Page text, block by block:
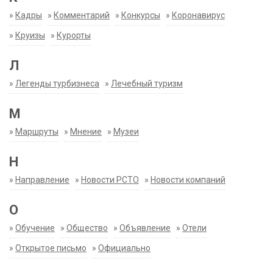
» Кадры » Комментарий » Конкурсы » Коронавирус
» Круизы » Курорты
Л
» Легенды турбизнеса » Лечебный туризм
М
» Маршруты » Мнение » Музеи
Н
» Направление » Новости РСТО » Новости компаний
О
» Обучение » Общество » Объявление » Отели
» Открытое письмо » Официально